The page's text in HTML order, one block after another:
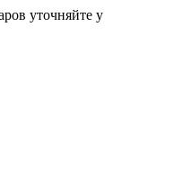
уточняйте у